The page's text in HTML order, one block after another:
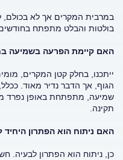
במרבית המקרים אך לא בכולם,
בולטות והבלט מתפתח
האם קיימת הפרעה בשמיעה
ייתכנו, בחלק קטן המקרים,
הגוף, אך הדבר נדיר מאוד.
שמיעה, מתפתחת באופן נפרד
תקינה.
האם ניתוח הוא הפתרון היחיד
כן, ניתוח הוא הפתרון לבעיה.